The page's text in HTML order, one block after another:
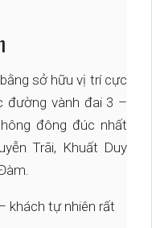
sở hữu vị trí cực
đường vành đai 3 –
đông đúc nhất
Trãi, Khuất Duy
khách tự nhiên rất